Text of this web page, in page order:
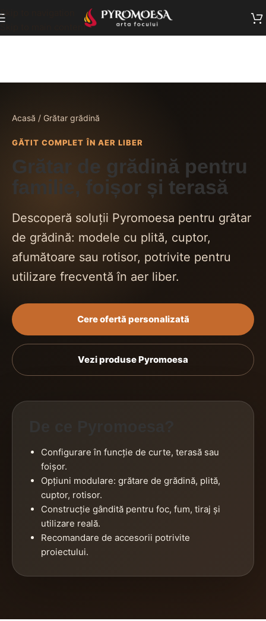
Skip to navigation
Skip to main content
Acasă / Grătar grădină
GĂTIT COMPLET ÎN AER LIBER
Grătar de grădină pentru
familie, foișor și terasă
Descoperă soluții Pyromoesa pentru grătar
de grădină: modele cu plită, cuptor,
afumătoare sau rotisor, potrivite pentru
utilizare frecventă în aer liber.
Cere ofertă personalizată
Vezi produse Pyromoesa
Configurare în funcție de curte, terasă sau
foișor.
Opțiuni modulare: grătare de grădină, plită,
cuptor, rotisor.
Construcție gândită pentru foc, fum, tiraj și
utilizare reală.
Recomandare de accesorii potrivite
proiectului.